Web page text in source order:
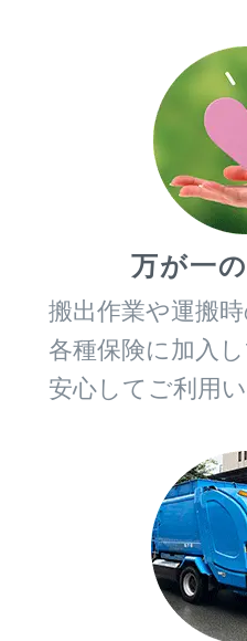
万が一
搬出作業や運搬
各種保険に加入
安心してご利用